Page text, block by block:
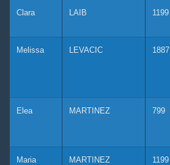
Clara LAIB 1199
Melissa LEVACIC 1887
Elea MARTINEZ 799
Maria MARTINEZ 1199